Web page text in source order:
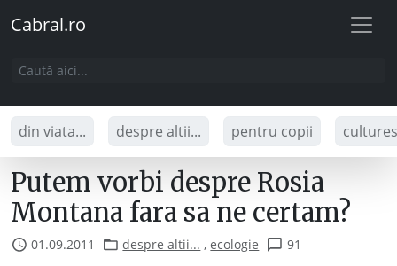
Cabral.ro
din viata... despre altii... pentru copii
Putem vorbi despre Rosia
Montana fara sa ne certam?
01.09.2011 despre altii... ,ecologie 91